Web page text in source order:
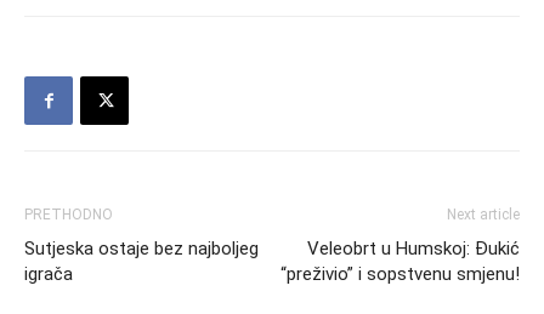
PRETHODNO
Sutjeska ostaje bez najboljeg
igrača
Next article
Veleobrt u Humskoj: Đukić
“preživio” i sopstvenu smjenu!